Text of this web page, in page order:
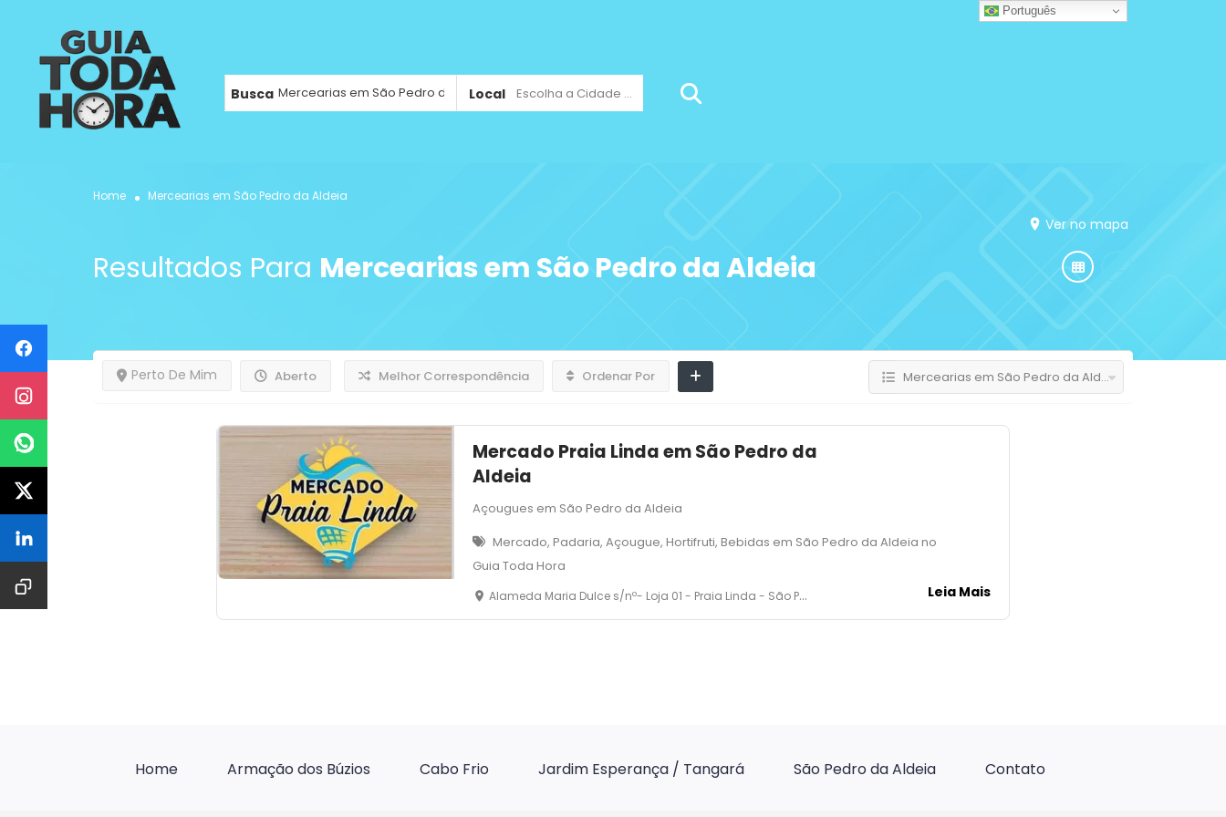
Busca Local Escolha a Cidade ...
Home Mercearias em São Pedro da Aldeia
Ver no mapa
Resultados Para Mercearias em São Pedro da Aldeia
Aberto
Perto De Mim Melhor Correspondência Ordenar Por Mercearias em São Pedro da Aldeia
Mercado Praia Linda em São Pedro da
Aldeia
Açougues em São Pedro da Aldeia
Mercado, Padaria, Açougue, Hortifruti, Bebidas em São Pedro da Aldeia no
Guia Toda Hora
Alameda Maria Dulce s/nº- Loja 01 - Praia Linda - São Pedro da Aldeia - RJ Leia Mais
Home Armação dos Búzios Cabo Frio Jardim Esperança / Tangará São Pedro da Aldeia Contato
Português